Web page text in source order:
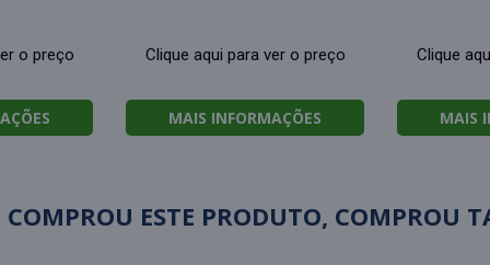
o preço Clique aqui para ver o preço
MAIS INFORMAÇÕES
Clique
MAIS
ESTE PRODUTO, COMPROU